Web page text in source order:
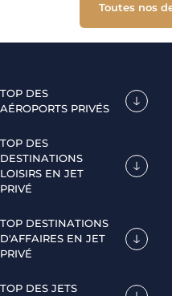
Toutes nos
TOP DES
AÉROPORTS PRIVÉS
TOP DES
DESTINATIONS
LOISIRS EN JET
PRIVÉ
TOP DESTINATIONS
D'AFFAIRES EN JET
PRIVÉ
TOP DES JETS